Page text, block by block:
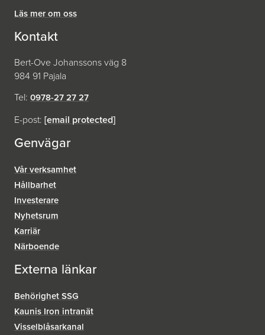
Läs mer om oss
Kontakt
Bert-Ove Johanssons väg 8
984 91 Pajala
Tel: 0978-27 27 27
E-post: [email protected]
Genvägar
Vår verksamhet
Hållbarhet
Investerare
Nyhetsrum
Karriär
Närboende
Externa länkar
Behörighet SSG
Kaunis Iron intranät
Visselblåsar­kanal